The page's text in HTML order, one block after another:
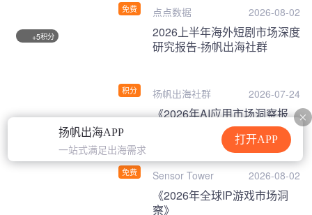
扬帆出海APP
一站式满足出海需求
打开APP
免费 点点数据 2026-08-02
+5积分
积分
2026上半年海外短剧市场深度
研究报告-扬帆出海社群
扬帆出海社群 2026-07-24
免费
《2026年AI应用市场洞察报
Sensor Tower 2026-08-02
《2026年全球IP游戏市场洞
察》